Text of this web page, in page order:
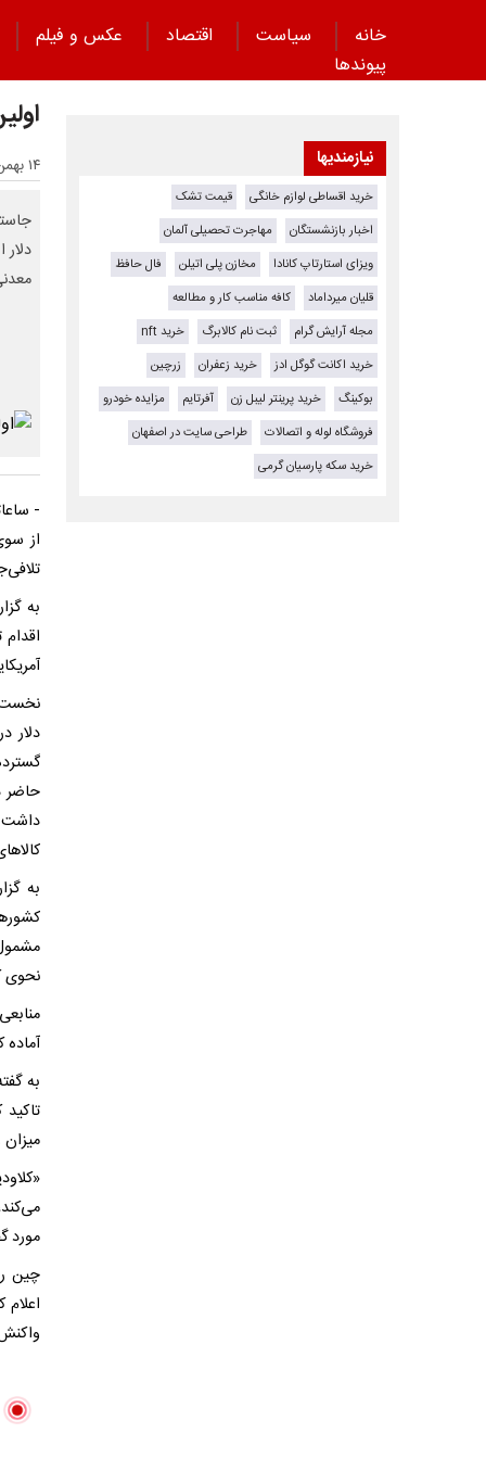
خانه سیاست اقتصاد
عکس و فیلم
پیوند‌ها
۱۴ بهمن ۱۴۰۳ - ۰۷:۵۴
از
تلافی‌جویانه از
به
دلار
حاضر
داشت
به
نحوی که حدود ۲.۱ تریلیون دلار از
مورد
چین
نیازمندیها
خرید اقساطی لوازم خانگی
قیمت تشک
اخبار بازنشستگان
مهاجرت تحصیلی آلمان
ویزای استارتاپ کانادا
مخازن پلی اتیلن
فال حافظ
قلیان میرداماد
کافه مناسب کار و مطالعه
مجله آرایش گرام
ثبت نام کالابرگ
خرید nft
خرید اکانت گوگل ادز
خرید زعفران
زرچین
بوکینگ
خرید پرینتر لیبل زن آفرتایم
مزایده خودرو
فروشگاه لوله و اتصالات
طراحی سایت در اصفهان
خرید سکه پارسیان گرمی